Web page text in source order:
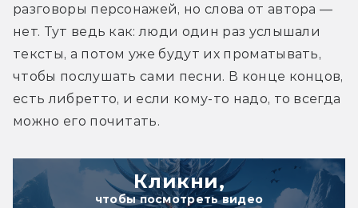
разговоры персонажей, но слова от автора —
нет. Тут ведь как: люди один раз услышали
тексты, а потом уже будут их проматывать,
чтобы послушать сами песни. В конце концов,
есть либретто, и если кому-то надо, то всегда
можно его почитать.
Кликни,
чтобы посмотреть видео